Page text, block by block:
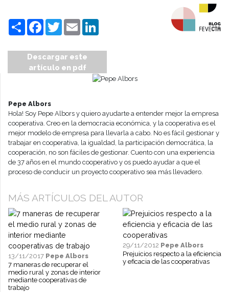
CompartirFacebook
TwitterEmail
Descargar este
artículo en pdf
Pepe Albors
Hola! Soy Pepe Albors y quiero ayudarte a entender mejor la empresa
cooperativa. Creo en la democracia económica, y la cooperativa es el
mejor modelo de empresa para llevarla a cabo. No es fácil gestionar y
trabajar en cooperativa, la igualdad, la participación democrática, la
cooperación, no son fáciles de gestionar. Cuento con una experiencia
de 37 años en el mundo cooperativo y os puedo ayudar a que el
proceso de conducir un proyecto cooperativo sea más llevadero.
MÁS ARTÍCULOS DEL AUTOR
13/11/2017 Pepe Albors
7 maneras de recuperar el
medio rural y zonas de interior
mediante cooperativas de
trabajo
29/11/2012 Pepe Albors
Prejuicios respecto a la eficiencia
y eficacia de las cooperativas